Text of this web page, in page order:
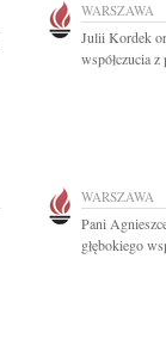
WARSZAWA
Julii Kordek
współczucia
WARSZAWA
Pani
głębokiego